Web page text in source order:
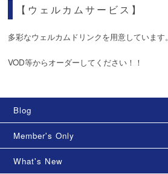
【ウェルカムサービス】
多彩なウェルカムドリンクを用意しています。
VOD等からオーダーしてください！！
Blog
Member's Only
What's New